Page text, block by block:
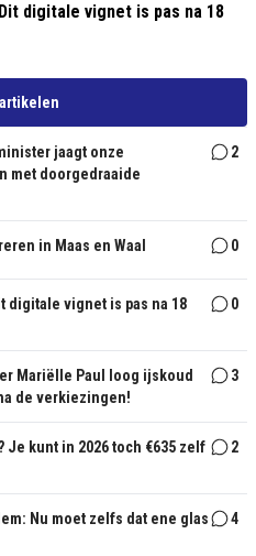
digitale vignet is pas na 18
jaagt onze
met doorgedraaide
2
in Maas en Waal 0
digitale vignet is pas na 18
0
Mariëlle Paul loog ijskoud
de verkiezingen!
3
kunt in 2026 toch €635 zelf
2
Nu moet zelfs dat ene glas
4